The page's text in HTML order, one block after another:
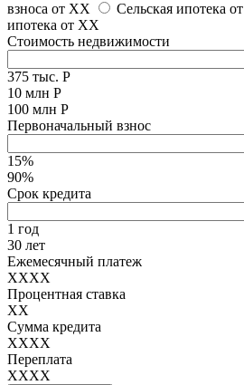
взноса от XX Сельская ипотека от
ипотека от XX
Стоимость недвижимости
375 тыс. Р
10 млн Р
100 млн Р
Первоначальный взнос
15%
90%
Срок кредита
1 год
30 лет
Ежемесячный платеж
XXXX
Процентная ставка
XX
Сумма кредита
XXXX
Переплата
XXXX